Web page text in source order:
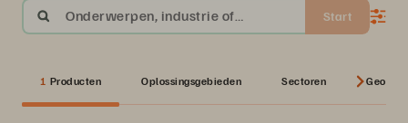
Onderwerpen, industrie of
technologie
Start
1 Producten Oplossingsgebieden Sectoren Geo’s